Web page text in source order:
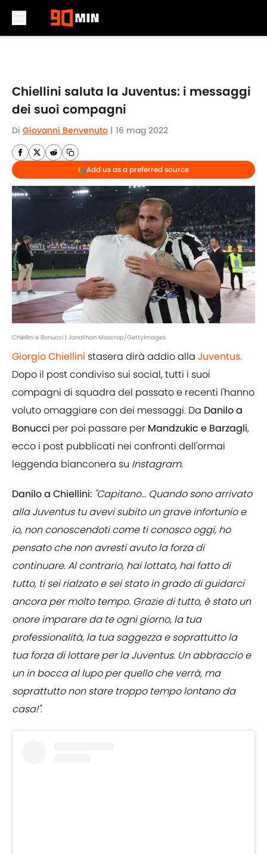
Chiellini saluta la Juventus: i messaggi
dei suoi compagni
Di Giovanni Benvenuto | 16 mag 2022
Add us as a preferred source
Chiellini e Bonucci | Jonathan Moscrop/GettyImages
Giorgio Chiellini stasera dirà addio alla Juventus.
Dopo il post condiviso sui social, tutti i suoi
compagni di squadra del passato e recenti l'hanno
voluto omaggiare con dei messaggi. Da Danilo a
Bonucci per poi passare per Mandzukic e Barzagli,
ecco i post pubblicati nei confronti dell'ormai
leggenda bianconera su Instagram.
Danilo a Chiellini: "Capitano… Quando sono arrivato
alla Juventus tu avevi subito un grave infortunio e
io, non conoscendoti come ti conosco oggi, ho
pensato che non avresti avuto la forza di
continuare. Al contrario, hai lottato, hai fatto di
tutto, ti sei rialzato e sei stato in grado di guidarci
ancora per molto tempo. Grazie di tutto, è stato un
onore imparare da te ogni giorno, la tua
professionalità, la tua saggezza e soprattutto la
tua forza di lottare per la Juventus. Un abbraccio e
un in bocca al lupo per quello che verrà, ma
soprattutto non stare troppo tempo lontano da
casa!".